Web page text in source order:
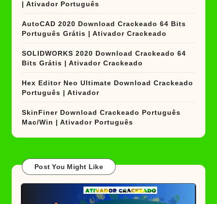
| Ativador Português
AutoCAD 2020 Download Crackeado 64 Bits
Português Grátis | Ativador Crackeado
SOLIDWORKS 2020 Download Crackeado 64
Bits Grátis | Ativador Crackeado
Hex Editor Neo Ultimate Download Crackeado
Português | Ativador
SkinFiner Download Crackeado Português
Mac/Win | Ativador Português
Post You Might Like